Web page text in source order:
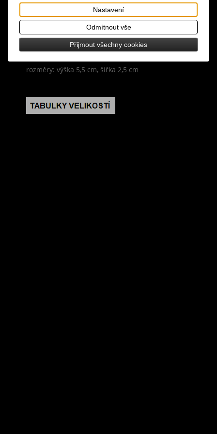
design: každá panenka je unikátní a ručně dělaná,
pouze jeden kus od každé
rozměry: výška 5,5 cm, šířka 2,5 cm
Nastavení
Odmítnout vše
Přijmout všechny cookies